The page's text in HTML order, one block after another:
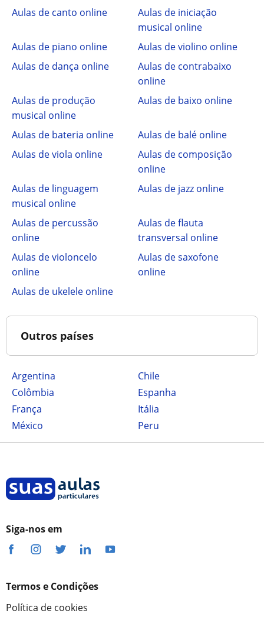
Aulas de canto online
Aulas de iniciação
musical online
Aulas de piano online
Aulas de violino online
Aulas de dança online
Aulas de contrabaixo
online
Aulas de produção
musical online
Aulas de baixo online
Aulas de bateria online
Aulas de balé online
Aulas de viola online
Aulas de composição
online
Aulas de linguagem
musical online
Aulas de jazz online
Aulas de percussão
online
Aulas de flauta
transversal online
Aulas de violoncelo
online
Aulas de saxofone
online
Aulas de ukelele online
Outros países
Argentina
Chile
Colômbia
Espanha
França
Itália
México
Peru
Siga-nos em
Termos e Condições
Política de cookies